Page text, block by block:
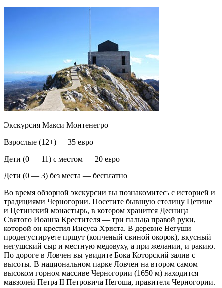
Экскурсия Макси Монтенегро
Взрослые (12+) — 35 евро
Дети (0 — 11) с местом — 20 евро
Дети (0 — 3) без места — бесплатно
Во время обзорной экскурсии вы познакомитесь с историей и
традициями Черногории. Посетите бывшую столицу Цетине
и Цетинский монастырь, в котором хранится Десница
Святого Иоанна Крестителя — три пальца правой руки,
которой он крестил Иисуса Христа. В деревне Негуши
продегустируете пршут (копченый свиной окорок), вкусный
негушский сыр и местную медовуху, а при желании, и ракию.
По дороге в Ловчен вы увидите Бока Которский залив с
высоты. В национальном парке Ловчен на втором самом
высоком горном массиве Черногории (1650 м) находится
мавзолей Петра II Петровича Негоша, правителя Черногории.